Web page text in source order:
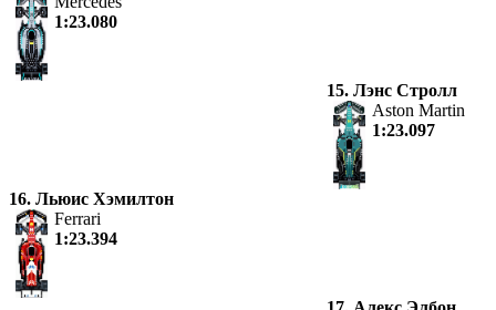
1:23.080
15. Лэнс Стролл
Aston Martin
1:23.097
16. Льюис Хэмилтон
Ferrari
1:23.394